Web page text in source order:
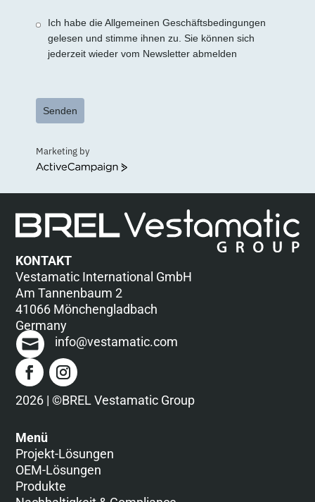
Ich habe die Allgemeinen Geschäftsbedingungen
gelesen und stimme ihnen zu. Sie können sich
jederzeit wieder vom Newsletter abmelden
Senden
Marketing by
ActiveCampaign
KONTAKT
Vestamatic International GmbH
Am Tannenbaum 2
41066 Mönchengladbach
Germany
info@vestamatic.com
2026 | ©BREL Vestamatic Group
Menü
Projekt-Lösungen
OEM-Lösungen
Produkte